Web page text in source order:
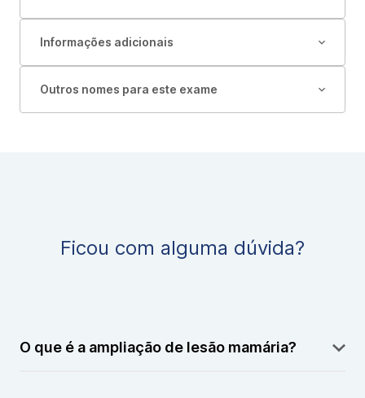
Informações adicionais
Outros nomes para este exame
Ficou com alguma dúvida?
O que é a ampliação de lesão mamária?